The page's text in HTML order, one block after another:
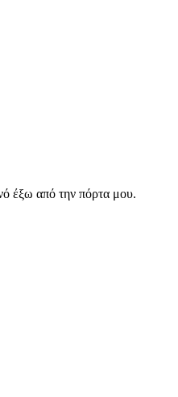
έξω από την πόρτα μου.